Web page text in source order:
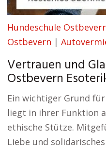
Hundeschule
Ostbevern |
Vertrauen und
Ostbevern
Ein wichtiger Grund
liegt in ihrer Funktion
ethische Stütze.
Liebe und